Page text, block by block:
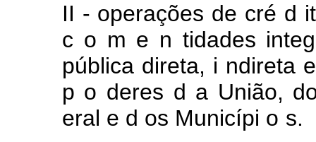
II - operações de cré d
c o m e n tidades
pública direta, i ndireta
p o deres d a União,
eral e d os Municípi o s.